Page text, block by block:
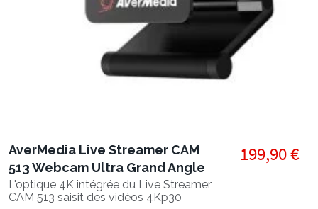
AverMedia Live Streamer CAM
513 Webcam Ultra Grand Angle
4K
L'optique 4K intégrée du Live Streamer
CAM 513 saisit des vidéos 4Kp30
199,90 €